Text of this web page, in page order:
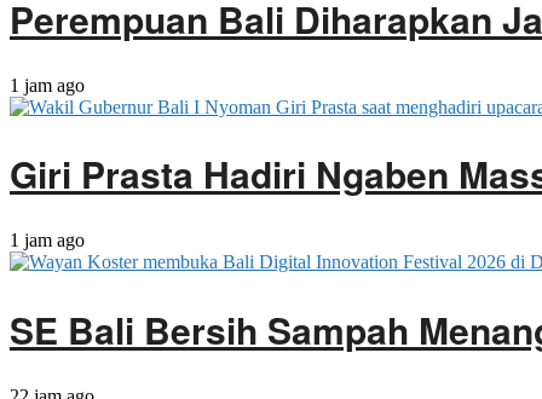
Perempuan Bali Diharapkan
1 jam ago
Giri Prasta Hadiri Ngaben
1 jam ago
SE Bali Bersih Sampah